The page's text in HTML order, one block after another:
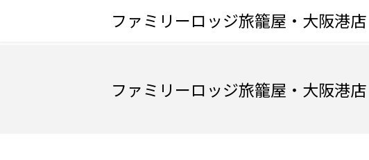
ファミリーロッジ旅籠屋・大阪港店
ファミリーロッジ旅籠屋・大阪港店